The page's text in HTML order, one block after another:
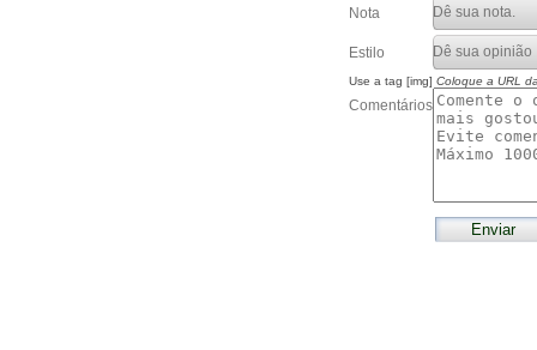
Nota
Estilo
Use a tag [img] Coloque a URL
Comentários